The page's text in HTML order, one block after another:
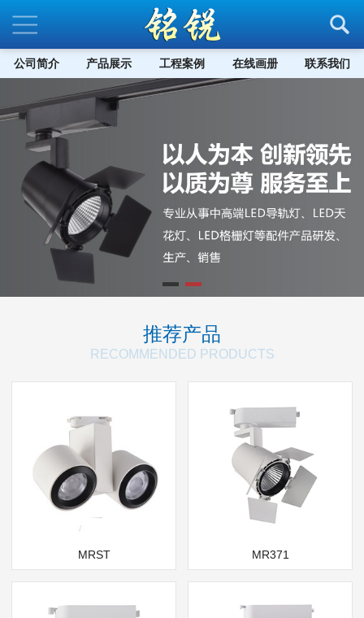
公司简介 产品展示 工程案例 在线画册 联系我们
推荐产品
RECOMMENDED PRODUCTS
MRST MR371